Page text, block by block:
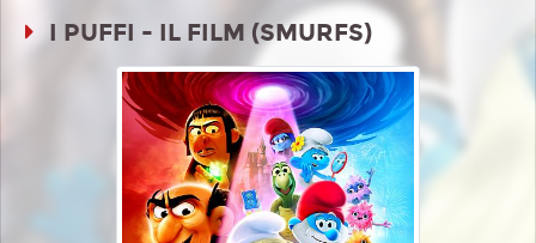
I PUFFI - IL FILM (SMURFS)